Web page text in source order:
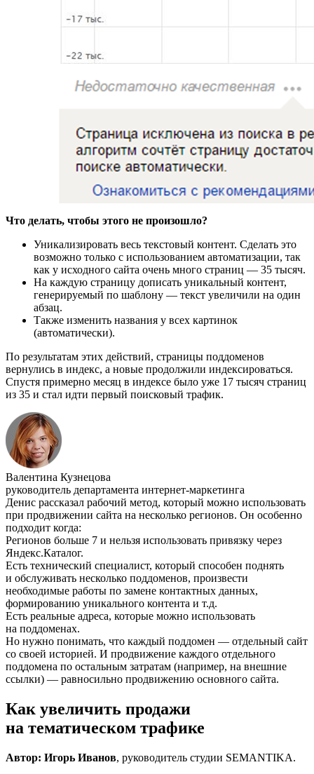
Что делать, чтобы этого не произошло?
Уникализировать весь текстовый контент. Сделать это
возможно только с использованием автоматизации, так
как у исходного сайта очень много страниц — 35 тысяч.
На каждую страницу дописать уникальный контент,
генерируемый по шаблону — текст увеличили на один
абзац.
Также изменить названия у всех картинок
(автоматически).
По результатам этих действий, страницы поддоменов
вернулись в индекс, а новые продолжили индексироваться.
Спустя примерно месяц в индексе было уже 17 тысяч страниц
из 35 и стал идти первый поисковый трафик.
Валентина Кузнецова
руководитель департамента интернет-маркетинга
Денис рассказал рабочий метод, который можно использовать
при продвижении сайта на несколько регионов. Он особенно
подходит когда:
Регионов больше 7 и нельзя использовать привязку через
Яндекс.Каталог.
Есть технический специалист, который способен поднять
и обслуживать несколько поддоменов, произвести
необходимые работы по замене контактных данных,
формированию уникального контента и т.д.
Есть реальные адреса, которые можно использовать
на поддоменах.
Но нужно понимать, что каждый поддомен — отдельный сайт
со своей историей. И продвижение каждого отдельного
поддомена по остальным затратам (например, на внешние
ссылки) — равносильно продвижению основного сайта.
Как увеличить продажи
на тематическом трафике
Автор: Игорь Иванов, руководитель студии SEMANTIKA.